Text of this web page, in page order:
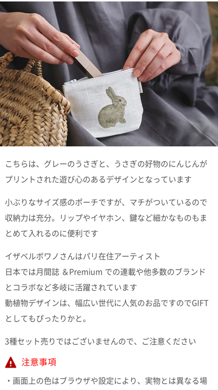
ポスト
投函
330円
5,500
円以上
無料
こちらは、グレーのうさぎと、うさぎの好物のにんじんが
プリントされた遊び心のあるデザインとなっています
小ぶりなサイズ感のポーチですが、マチがついているので
収納力は充分。リップやイヤホン、鍵など細かなものもま
とめて入れるのに便利です
イザベルボワノさんはパリ在住アーティスト
日本では月間誌 ＆Premium での連載や他多数のブランド
とコラボなど多岐に活躍されています
動植物デザインは、幅広い世代に人気のお品ですのでGIFT
としてもぴったりかと。
3種セット売りではございませんので、ご注意ください
注意事項
・画面上の色はブラウザや設定により、実物とは異なる場